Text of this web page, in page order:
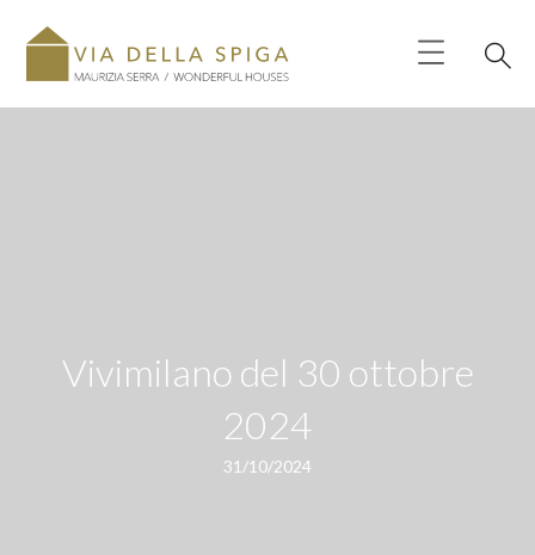
Vivimilano del 30 ottobre
2024
31/10/2024